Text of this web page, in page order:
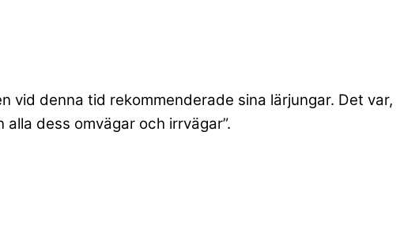
vid denna tid rekommenderade sina lärjungar. Det var,
dess omvägar och irrvägar”.